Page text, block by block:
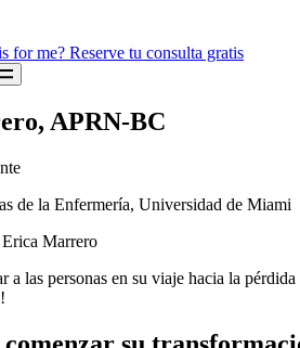
for me? Reserve tu consulta gratis
APRN-BC
de la Enfermería, Universidad de Miami
a las personas en su viaje hacia la